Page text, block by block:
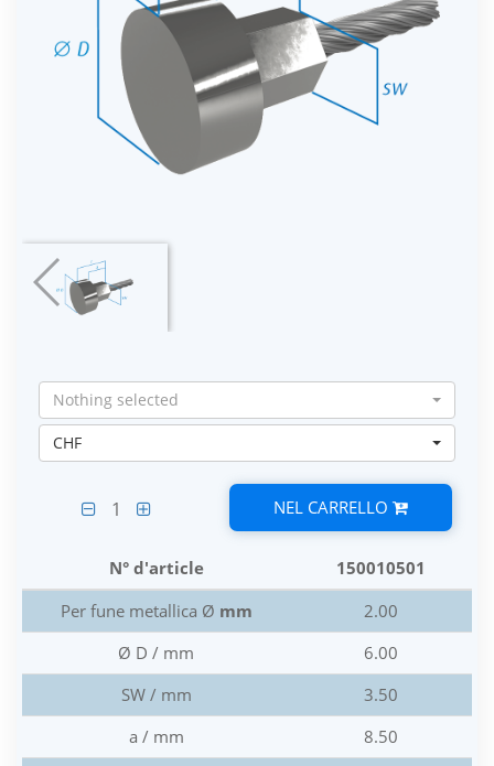
Nothing selected
CHF
1 NEL CARRELLO
N° d'article
150010501
Per fune metallica Ø mm
2.00
Ø D / mm
6.00
SW / mm
3.50
a / mm
8.50